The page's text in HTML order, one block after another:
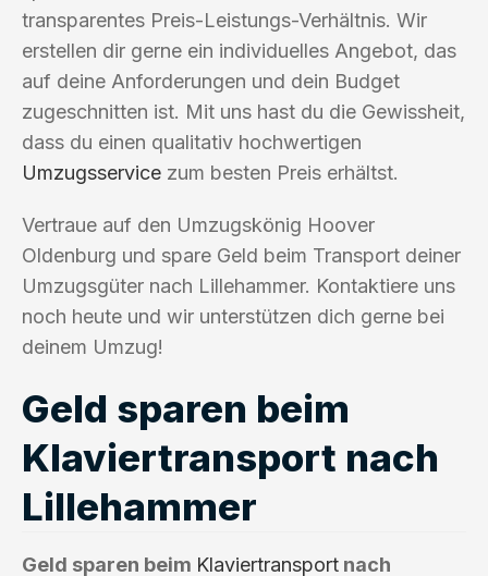
transparentes Preis-Leistungs-Verhältnis. Wir
erstellen dir gerne ein individuelles Angebot, das
auf deine Anforderungen und dein Budget
zugeschnitten ist. Mit uns hast du die Gewissheit,
dass du einen qualitativ hochwertigen
Umzugsservice zum besten Preis erhältst.
Vertraue auf den Umzugskönig Hoover
Oldenburg und spare Geld beim Transport deiner
Umzugsgüter nach Lillehammer. Kontaktiere uns
noch heute und wir unterstützen dich gerne bei
deinem Umzug!
Geld sparen beim
Klaviertransport nach
Lillehammer
Geld sparen beim Klaviertransport nach